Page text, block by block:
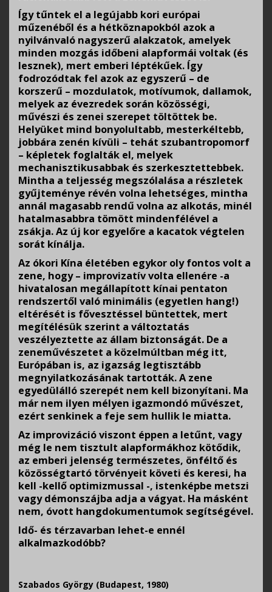
Így tűntek el a legújabb kori európai
műzenéből és a hétköznapokból azok a
nyilvánvaló nagyszerű alakzatok, amelyek
minden mozgás időbeni alapformái voltak (és
lesznek), mert emberi léptékűek. Így
fodrozódtak fel azok az egyszerű – de
korszerű – mozdulatok, motívumok, dallamok,
melyek az évezredek során közösségi,
művészi és zenei szerepet töltöttek be.
Helyüket mind bonyolultabb, mesterkéltebb,
jobbára zenén kívüli – tehát szubantropomorf
– képletek foglalták el, melyek
mechanisztikusabbak és szerkesztettebbek.
Mintha a teljesség megszólalása a részletek
gyűjteménye révén volna lehetséges, mintha
annál magasabb rendű volna az alkotás, minél
hatalmasabbra tömött mindenfélével a
zsákja. Az új kor egyelőre a kacatok végtelen
sorát kínálja.
Az ókori Kína életében egykor oly fontos volt a
zene, hogy – improvizatív volta ellenére -a
hivatalosan megállapított kínai pentaton
rendszertől való minimális (egyetlen hang!)
eltérését is fővesztéssel büntettek, mert
megítélésük szerint a változtatás
veszélyeztette az állam biztonságát. De a
zeneművészetet a közelmúltban még itt,
Európában is, az igazság legtisztább
megnyilatkozásának tartották. A zene
egyedülálló szerepét nem kell bizonyítani. Ma
már nem ilyen mélyen igazmondó művészet,
ezért senkinek a feje sem hullik le miatta.
Az improvizáció viszont éppen a letűnt, vagy
még le nem tisztult alapformákhoz kötődik,
az emberi jelenség természetes, önféltő és
közösségtartó törvényeit követi és keresi, ha
kell -kellő optimizmussal -, istenképbe metszi
vagy démonszájba adja a vágyat. Ha másként
nem, óvott hangdokumentumok segítségével.
Idő- és térzavarban lehet-e ennél
alkalmazkodóbb?
Szabados György (Budapest, 1980)